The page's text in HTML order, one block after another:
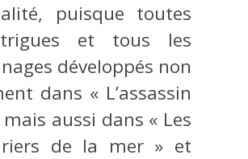
puisque toutes
et tous les
développés non
dans « L’assassin
aussi dans « Les
de la mer » et